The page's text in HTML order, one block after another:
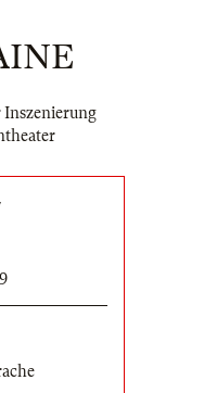
Inszenierung